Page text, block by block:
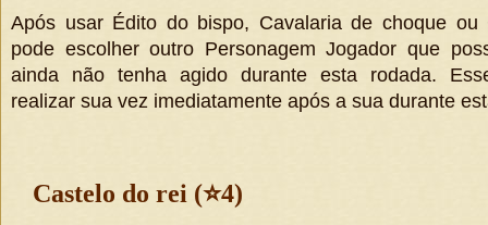
Após usar Édito do bispo, Cavalaria de choque ou
pode escolher outro Personagem Jogador que
ainda não tenha agido durante esta rodada.
realizar sua vez imediatamente após a sua durante
Castelo do rei (⭐4)